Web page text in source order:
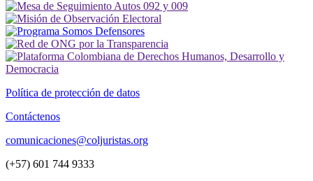
Política de protección de datos
Contáctenos
comunicaciones@coljuristas.org
(+57) 601 744 9333